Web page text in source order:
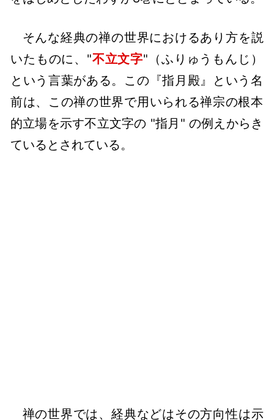
そんな経典の禅の世界におけるあり方を説
いたものに、"不立文字"（ふりゅうもんじ）
という言葉がある。この『指月殿』という名
前は、この禅の世界で用いられる禅宗の根本
的立場を示す不立文字の "指月" の例えからき
ているとされている。
禅の世界では、経典などはその方向性は示